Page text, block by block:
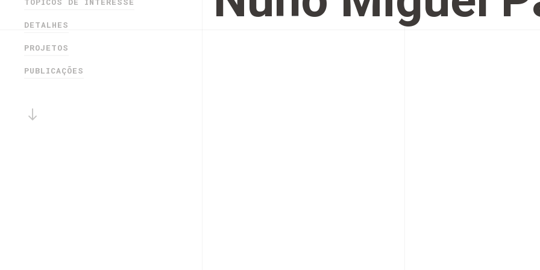
DETALHES
PROJETOS
PUBLICAÇÕES